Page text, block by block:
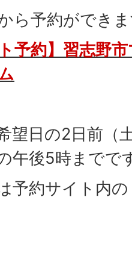
ら予約ができ
予約】 習志野
望日の2日前（
午後5時までで
予約サイト内